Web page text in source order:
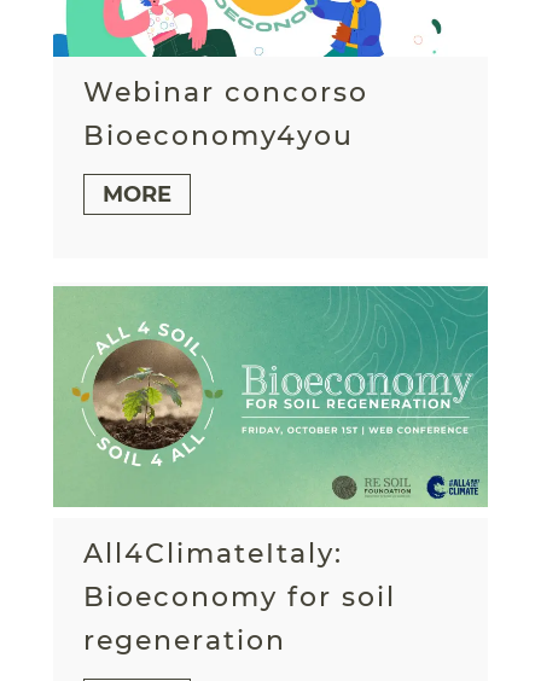
Webinar concorso
Bioeconomy4you
MORE
All4ClimateItaly:
Bioeconomy for soil
regeneration